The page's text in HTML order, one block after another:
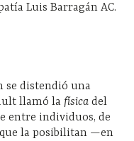
Luis Barragán AC.
se distendió una
llamó la física del
entre individuos, de
la posibilitan —en